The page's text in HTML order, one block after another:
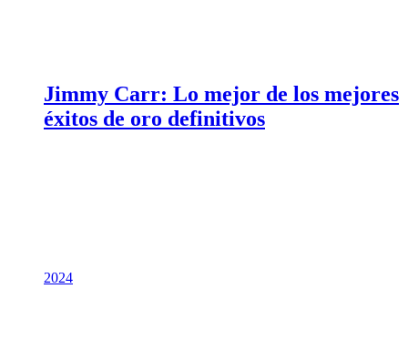
Jimmy Carr: Lo mejor de los mejores
éxitos de oro definitivos
2024